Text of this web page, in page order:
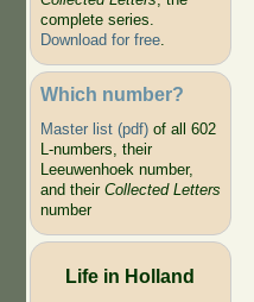
complete series.
Download for free.
Which number?
Master list (pdf)of all 602
L-numbers, their
Leeuwenhoek number,
and their Collected Letters
number
Life in Holland